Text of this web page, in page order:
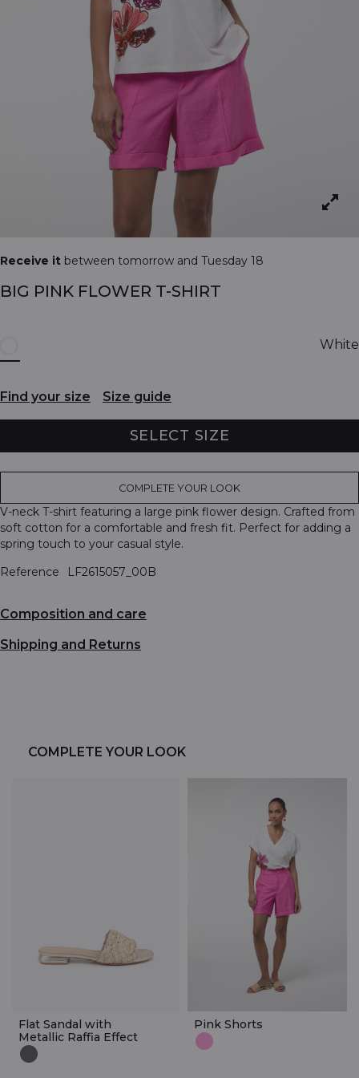
Receive it between tomorrow and Tuesday 18
BIG PINK FLOWER T-SHIRT
White
Find your size Size guide
SELECT SIZE
COMPLETE YOUR LOOK
V-neck T-shirt featuring a large pink flower design. Crafted from
soft cotton for a comfortable and fresh fit. Perfect for adding a
spring touch to your casual style.
Reference
LF2615057_00B
Composition and care
Shipping and Returns
COMPLETE YOUR LOOK
Flat Sandal with
Metallic Raffia Effect
Pink Shorts